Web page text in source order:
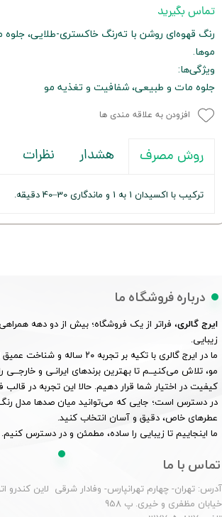
تماس بگیرید
رنگ قهوه‌ای روشن با ته‌رنگ خاکستری-طلایی،
موها.
ویژگی‌ها:
جلوه مات و طبیعی، شفافیت و تغذیه مو
افزودن به علاقه مندی ها
روش مصرف هشدار نظرات
ترکیب با اکسیدان 1 به 1 و ماندگاری 30–40 دقیقه.
درباره فروشگاه ما
ایرج گالری، فراتر از یک فروشگاه؛ بیش از دو دهه همراهی
زیبایی.
ما در ایرج گالری با تکیه بر تجربه ۲۰
مو، تلاش می‌کنیــم تا بهترین برندهای ایرانـی و خارجــی
کیفیت در اختیار شما قرار دهیم. حالا این تجربه در قالب
در دسترس است؛ جایی که می‌توانید میان صدها مدل رنگ
عطرهای خاص، دقیق و آسان انتخاب کنید.
ما اینجاییم تا زیبایی را ساده، مطمئن و در دسترس کنیم.
تماس با ما
آدرس: تهران- چهارم تهرانپارس- وفادار شرقی لاین کندرو
خیابان مظفری و خیری. پ 958